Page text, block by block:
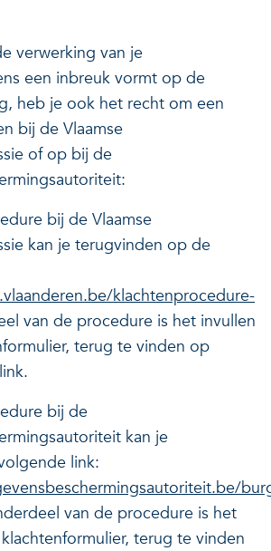
verwerking van je
een inbreuk vormt op de
heb je ook het recht om een
bij de Vlaamse
of op bij de
bij de Vlaamse
kan je terugvinden op de
klachtenprocedure-
van de procedure is het invullen
terug te vinden op
bij de
kan je
link:
van de procedure is het
terug te vinden